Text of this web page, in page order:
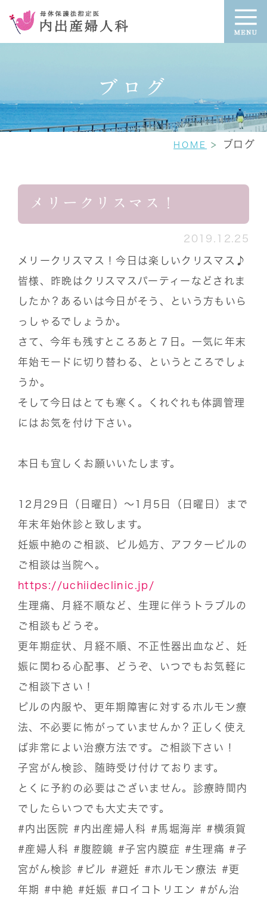
ブログ
HOME ブログ
メリークリスマス！
2019.12.25
メリークリスマス！今日は楽しいクリスマス♪
皆様、昨晩はクリスマスパーティーなどされま
したか？あるいは今日がそう、という方もいら
っしゃるでしょうか。
さて、今年も残すところあと７日。一気に年末
年始モードに切り替わる、というところでしょ
うか。
そして今日はとても寒く。くれぐれも体調管理
にはお気を付け下さい。
本日も宜しくお願いいたします。
12月29日（日曜日）〜1月5日（日曜日）まで
年末年始休診と致します。
妊娠中絶のご相談、ピル処方、アフターピルの
ご相談は当院へ。
https://uchiideclinic.jp/
生理痛、月経不順など、生理に伴うトラブルの
ご相談もどうぞ。
更年期症状、月経不順、不正性器出血など、妊
娠に関わる心配事、どうぞ、いつでもお気軽に
ご相談下さい！
ピルの内服や、更年期障害に対するホルモン療
法、不必要に怖がっていませんか？正しく使え
ば非常によい治療方法です。ご相談下さい！
子宮がん検診、随時受け付けております。
とくに予約の必要はございません。診療時間内
でしたらいつでも大丈夫です。
#内出医院
#内出産婦人科 #馬堀海岸 #横須賀
#産婦人科 #腹腔鏡 #子宮内膜症 #生理痛 #子
宮がん検診 #ピル #避妊 #ホルモン療法 #更
年期
#中絶 #妊娠 #ロイコトリエン #がん治